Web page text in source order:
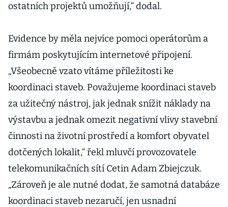
ostatních projektů umožňují,“ dodal.
Evidence by měla nejvíce pomoci operátorům a
firmám poskytujícím internetové připojení.
„Všeobecně vzato vítáme příležitosti ke
koordinaci staveb. Považujeme koordinaci staveb
za užitečný nástroj, jak jednak snížit náklady na
výstavbu a jednak omezit negativní vlivy stavební
činnosti na životní prostředí a komfort obyvatel
dotčených lokalit,“ řekl mluvčí provozovatele
telekomunikačních sítí Cetin Adam Zbiejczuk.
„Zároveň je ale nutné dodat, že samotná databáze
koordinaci staveb nezaručí, jen usnadní